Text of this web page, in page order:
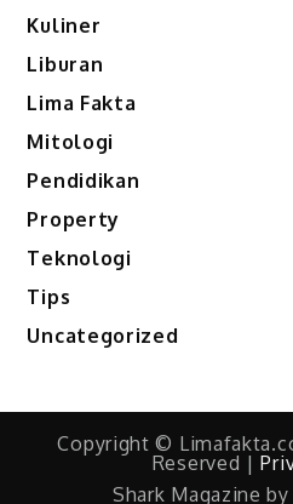
Kuliner
Liburan
Lima Fakta
Mitologi
Pendidikan
Property
Teknologi
Tips
Uncategorized
Copyright ©
Reserved |
Shark Magazine by